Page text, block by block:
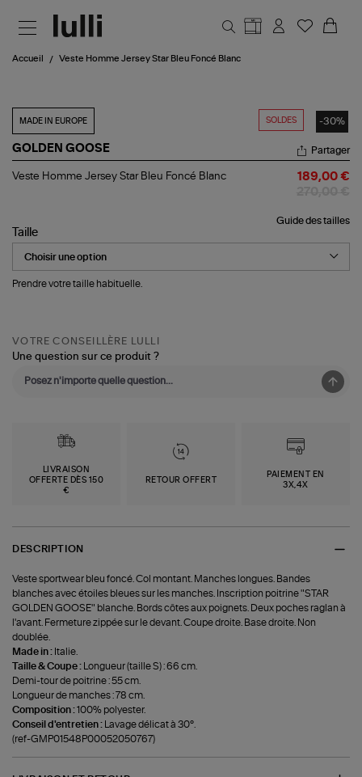
Accueil Veste Homme Jersey Star Bleu Foncé Blanc
SOLDES -30%
MADE IN EUROPE
GOLDEN GOOSE
Veste
Bleu
Foncé
Blanc
Partager
Veste Homme Jersey Star Bleu Foncé Blanc 189,00 €
Guide des tailles
Taille
Prendre votre taille habituelle.
VOTRE CONSEILLÈRE LULLI
Une question sur ce produit ?
LIVRAISON
OFFERTE DÈS 150
€
RETOUR OFFERT
PAIEMENT EN
3X,4X
DESCRIPTION
Veste sportwear bleu foncé. Col montant. Manches longues. Bandes
blanches avec étoiles bleues sur les manches. Inscription poitrine "STAR
GOLDEN GOOSE" blanche. Bords côtes aux poignets. Deux poches raglan à
l'avant. Fermeture zippée sur le devant. Coupe droite. Base droite. Non
doublée.
Made in : Italie.
Taille & Coupe :
Longueur (taille S) : 66 cm.
Demi-tour de poitrine : 55 cm.
Longueur de manches : 78 cm.
Composition :100% polyester.
Conseil d'entretien :
Lavage délicat à 30°.
(ref-GMP01548P00052050767)